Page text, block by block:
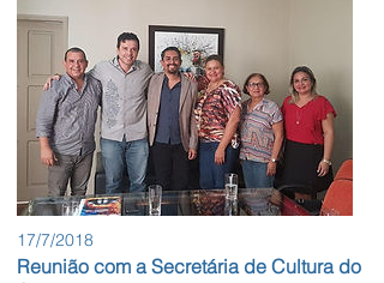
17/7/2018
Reunião com a Secretária de Cultura do